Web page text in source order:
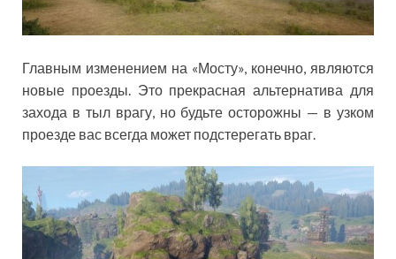
Главным изменением на «Мосту», конечно, являются
новые проезды. Это прекрасная альтернатива для
захода в тыл врагу, но будьте осторожны — в узком
проезде вас всегда может подстерегать враг.